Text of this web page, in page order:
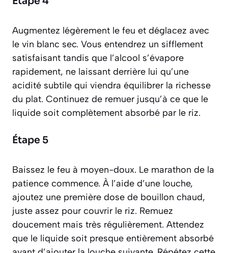
Augmentez légèrement le feu et déglacez avec
le vin blanc sec. Vous entendrez un sifflement
satisfaisant tandis que l’alcool s’évapore
rapidement, ne laissant derrière lui qu’une
acidité subtile qui viendra équilibrer la richesse
du plat. Continuez de remuer jusqu’à ce que le
liquide soit complètement absorbé par le riz.
Étape 5
Baissez le feu à moyen-doux. Le marathon de la
patience commence. À l’aide d’une louche,
ajoutez une première dose de bouillon chaud,
juste assez pour couvrir le riz. Remuez
doucement mais très régulièrement. Attendez
que le liquide soit presque entièrement absorbé